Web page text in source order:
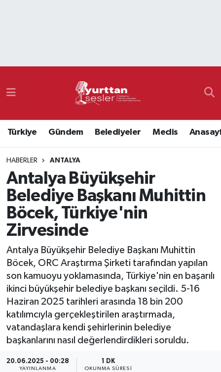
Türkiye Gündem Belediyeler Meclis
HABERLER ANTALYA
Antalya Büyükşehir
Belediye Başkanı Muhittin
Böcek, Türkiye'nin
Zirvesinde
Antalya Büyükşehir Belediye Başkanı Muhittin
Böcek, ORC Araştırma Şirketi tarafından yapılan
son kamuoyu yoklamasında, Türkiye'nin en başarılı
ikinci büyükşehir belediye başkanı seçildi. 5-16
Haziran 2025 tarihleri arasında 18 bin 200
katılımcıyla gerçekleştirilen araştırmada,
vatandaşlara kendi şehirlerinin belediye
başkanlarını nasıl değerlendirdikleri soruldu.
20.06.2025 - 00:28
YAYINLANMA
1 DK
OKUNMA SÜRESI
Namaz Vakitleri
Süper Lig Puan Durumu ve Fikstür
Tüm Manşetler
Son Dakika Haberleri
Haber Arşivi